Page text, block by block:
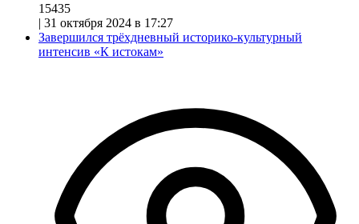
15435
| 31 октября 2024 в 17:27
Завершился трёхдневный историко-культурный
интенсив «К истокам»